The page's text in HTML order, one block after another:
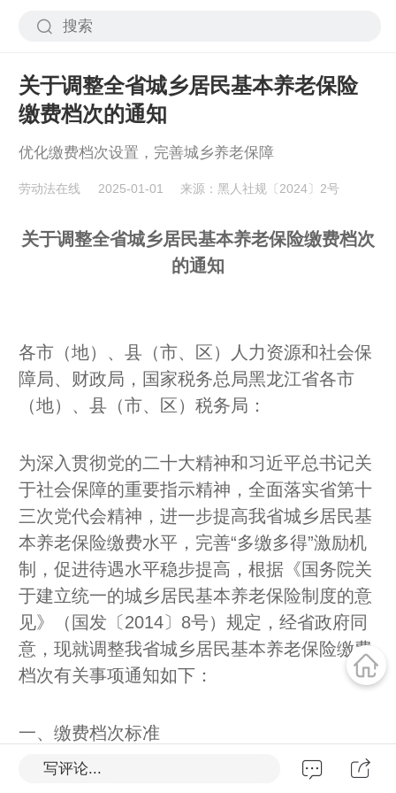
关于调整全省城乡居民基本养老保险
缴费档次的通知
优化缴费档次设置，完善城乡养老保障​
劳动法在线 2025-01-01 来源：黑人社规〔2024〕2号
关于调整全省城乡居民基本养老保险缴费档次
的通知
各市（地）、县（市、区）人力资源和社会保
障局、财政局，国家税务总局黑龙江省各市
（地）、县（市、区）税务局：
为深入贯彻党的二十大精神和习近平总书记关
于社会保障的重要指示精神，全面落实省第十
三次党代会精神，进一步提高我省城乡居民基
本养老保险缴费水平，完善“多缴多得”激励机
制，促进待遇水平稳步提高，根据《国务院关
于建立统一的城乡居民基本养老保险制度的意
见》（国发〔2014〕8号）规定，经省政府同
意，现就调整我省城乡居民基本养老保险缴费
档次有关事项通知如下：
一、缴费档次标准
写评论...